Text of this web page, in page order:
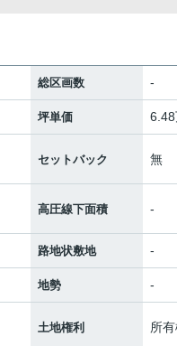
総区画数 -
坪単価 6.48
セットバック 無
高圧線下面積 -
路地状敷地 -
地勢 -
土地権利 所